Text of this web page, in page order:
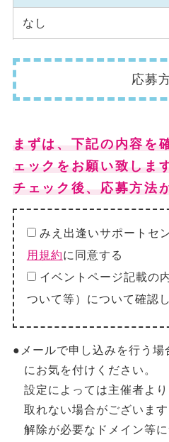
なし
応募
まずは、下記の内容を
ェックをお願い致しま
チェック後、応募方法
みえ出逢いサポートセ
用規約に同意する
イベントページ記載の
ついて等）について確認
●メールで申し込みを行う
にお気を付けください。
設定によっては主催者よ
取れない場合がございます
解除が必要なドメイン等